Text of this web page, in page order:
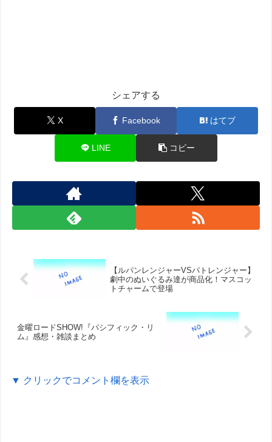
シェアする
X Facebook はてブ
LINE コピー
【ルパンレンジャーVSパトレンジャー】
劇中のぬいぐるみ達が商品化！マスコッ
トチャームで登場
金曜ロードSHOW!『パシフィック・リ
ム』感想・雑談まとめ
▼ クリックでコメント欄を表示